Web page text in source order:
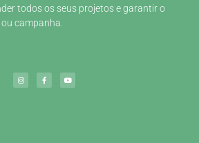
todos os seus projetos e garantir o
campanha.